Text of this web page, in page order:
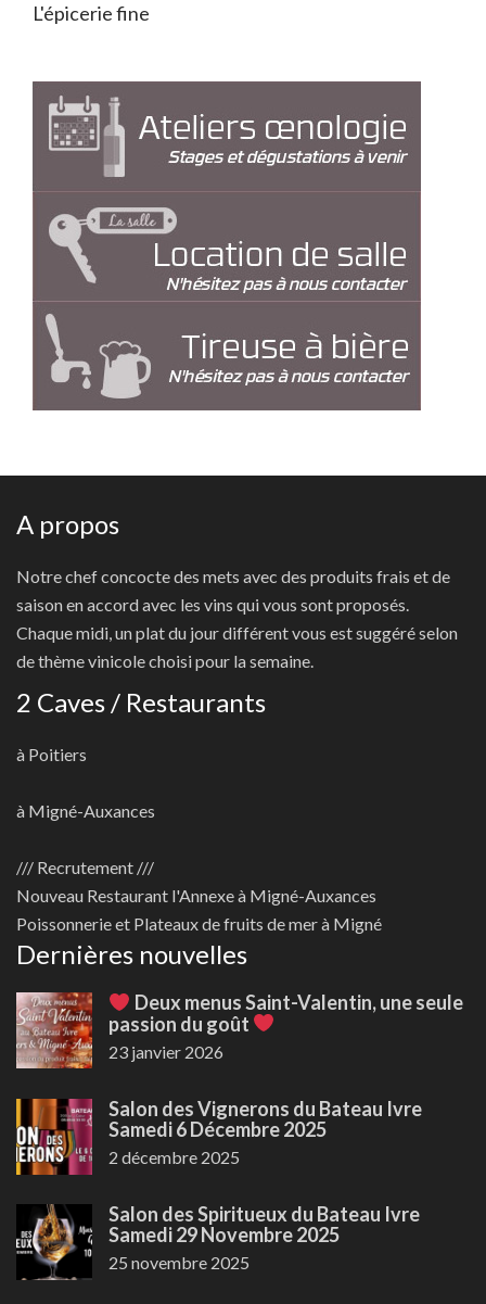
L'épicerie fine
A propos
Notre chef concocte des mets avec des produits frais et de
saison en accord avec les vins qui vous sont proposés.
Chaque midi, un plat du jour différent vous est suggéré selon
de thème vinicole choisi pour la semaine.
2 Caves / Restaurants
à Poitiers
à Migné-Auxances
/// Recrutement ///
Nouveau Restaurant l'Annexe à Migné-Auxances
Poissonnerie et Plateaux de fruits de mer à Migné
Dernières nouvelles
Deux menus Saint-Valentin, une seule
passion du goût
23 janvier 2026
Salon des Vignerons du Bateau Ivre
Samedi 6 Décembre 2025
2 décembre 2025
Salon des Spiritueux du Bateau Ivre
Samedi 29 Novembre 2025
25 novembre 2025